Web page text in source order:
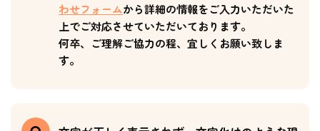
わせフォームから詳細の情報をご入力いただいた
上でご対応させていただいております。
何卒、ご理解ご協力の程、宜しくお願い致しま
す。